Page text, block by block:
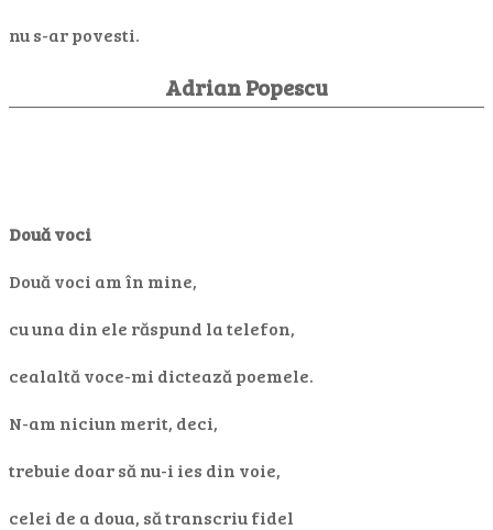
nu s-ar povesti.
Adrian Popescu
Două voci
Două voci am în mine,
cu una din ele răspund la telefon,
cealaltă voce-mi dictează poemele.
N-am niciun merit, deci,
trebuie doar să nu-i ies din voie,
celei de a doua, să transcriu fidel